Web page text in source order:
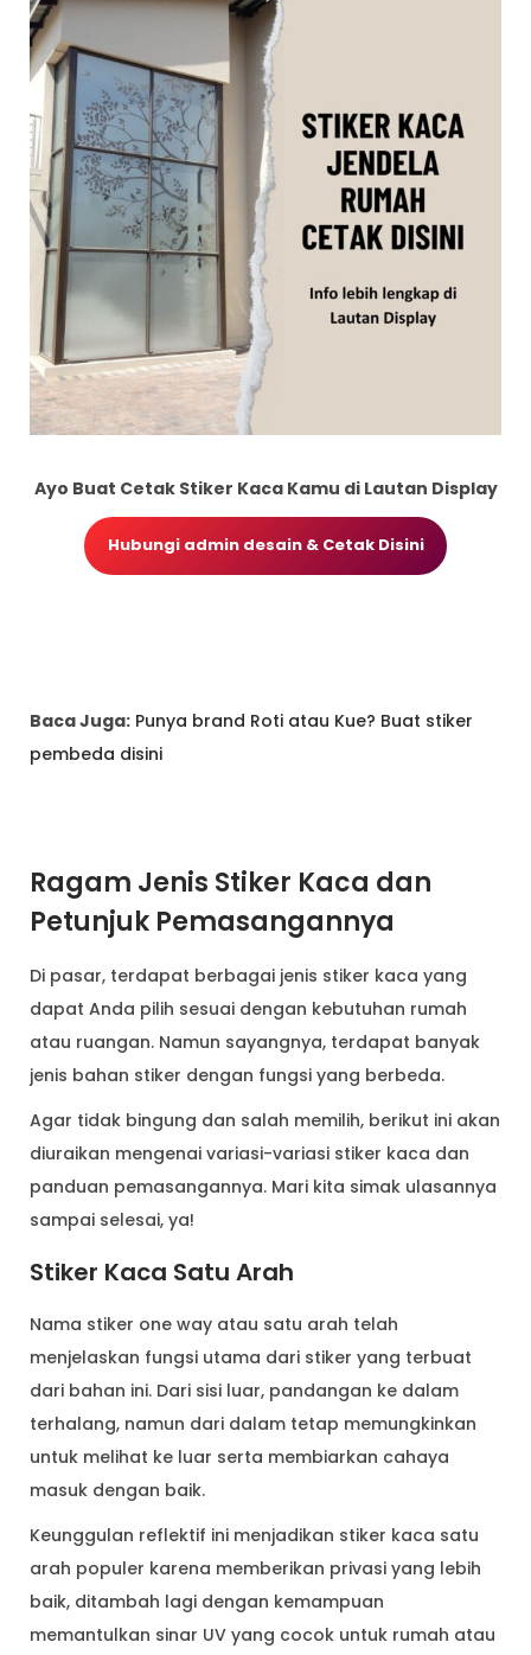
Ayo Buat Cetak Stiker Kaca Kamu di Lautan Display
Hubungi admin desain & Cetak Disini
Baca Juga: Punya brand Roti atau Kue? Buat stiker
pembeda disini
Ragam Jenis Stiker Kaca dan
Petunjuk Pemasangannya
Di pasar, terdapat berbagai jenis stiker kaca yang
dapat Anda pilih sesuai dengan kebutuhan rumah
atau ruangan. Namun sayangnya, terdapat banyak
jenis bahan stiker dengan fungsi yang berbeda.
Agar tidak bingung dan salah memilih, berikut ini akan
diuraikan mengenai variasi-variasi stiker kaca dan
panduan pemasangannya. Mari kita simak ulasannya
sampai selesai, ya!
Stiker Kaca Satu Arah
Nama stiker one way atau satu arah telah
menjelaskan fungsi utama dari stiker yang terbuat
dari bahan ini. Dari sisi luar, pandangan ke dalam
terhalang, namun dari dalam tetap memungkinkan
untuk melihat ke luar serta membiarkan cahaya
masuk dengan baik.
Keunggulan reflektif ini menjadikan stiker kaca satu
arah populer karena memberikan privasi yang lebih
baik, ditambah lagi dengan kemampuan
memantulkan sinar UV yang cocok untuk rumah atau